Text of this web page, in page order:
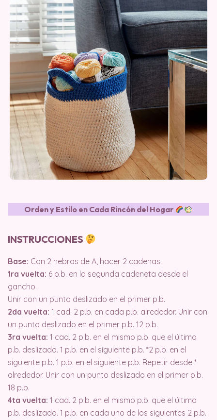
Orden y Estilo en Cada Rincón del Hogar
INSTRUCCIONES
Base: Con 2 hebras de A, hacer 2 cadenas.
1ra vuelta: 6 p.b. en la segunda cadeneta desde el
gancho.
Unir con un punto deslizado en el primer p.b.
2da vuelta: 1 cad. 2 p.b. en cada p.b. alrededor. Unir con
un punto deslizado en el primer p.b. 12 p.b.
3ra vuelta: 1 cad. 2 p.b. en el mismo p.b. que el último
p.b. deslizado. 1 p.b. en el siguiente p.b. *2 p.b. en el
siguiente p.b. 1 p.b. en el siguiente p.b. Repetir desde *
alrededor. Unir con un punto deslizado en el primer p.b.
18 p.b.
4ta vuelta: 1 cad. 2 p.b. en el mismo p.b. que el último
p.b. deslizado. 1 p.b. en cada uno de los siguientes 2 p.b.